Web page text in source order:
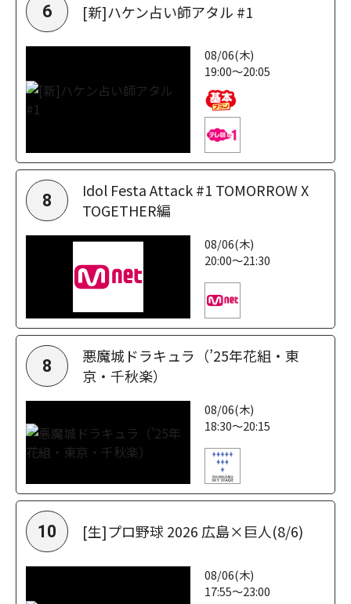
6 [新]ハケン占い師アタル #1
08/06(木)
19:00～20:05
8
Idol Festa Attack #1 TOMORROW X
TOGETHER編
08/06(木)
20:00～21:30
8
悪魔城ドラキュラ（’25年花組・東
京・千秋楽）
08/06(木)
18:30～20:15
10 [生]プロ野球 2026 広島×巨人(8/6)
08/06(木)
17:55～23:00